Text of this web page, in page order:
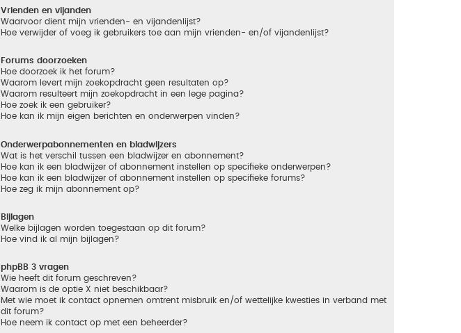
Vrienden en vijanden
Waarvoor dient mijn vrienden- en vijandenlijst?
Hoe verwijder of voeg ik gebruikers toe aan mijn vrienden- en/of vijandenlijst?
Forums doorzoeken
Hoe doorzoek ik het forum?
Waarom levert mijn zoekopdracht geen resultaten op?
Waarom resulteert mijn zoekopdracht in een lege pagina?
Hoe zoek ik een gebruiker?
Hoe kan ik mijn eigen berichten en onderwerpen vinden?
Onderwerpabonnementen en bladwijzers
Wat is het verschil tussen een bladwijzer en abonnement?
Hoe kan ik een bladwijzer of abonnement instellen op specifieke onderwerpen?
Hoe kan ik een bladwijzer of abonnement instellen op specifieke forums?
Hoe zeg ik mijn abonnement op?
Bijlagen
Welke bijlagen worden toegestaan op dit forum?
Hoe vind ik al mijn bijlagen?
phpBB 3 vragen
Wie heeft dit forum geschreven?
Waarom is de optie X niet beschikbaar?
Met wie moet ik contact opnemen omtrent misbruik en/of wettelijke kwesties in verband met
dit forum?
Hoe neem ik contact op met een beheerder?